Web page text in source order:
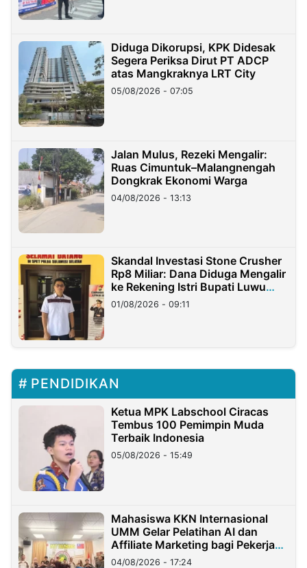
Diduga Dikorupsi, KPK Didesak
Segera Periksa Dirut PT ADCP
atas Mangkraknya LRT City
05/08/2026 - 07:05
Jalan Mulus, Rezeki Mengalir:
Ruas Cimuntuk–Malangnengah
Dongkrak Ekonomi Warga
04/08/2026 - 13:13
Skandal Investasi Stone Crusher
Rp8 Miliar: Dana Diduga Mengalir
ke Rekening Istri Bupati Luwu
Timur
01/08/2026 - 09:11
PENDIDIKAN
Ketua MPK Labschool Ciracas
Tembus 100 Pemimpin Muda
Terbaik Indonesia
05/08/2026 - 15:49
Mahasiswa KKN Internasional
UMM Gelar Pelatihan AI dan
Affiliate Marketing bagi Pekerja
Migran Indonesia di Taiwan
04/08/2026 - 17:24